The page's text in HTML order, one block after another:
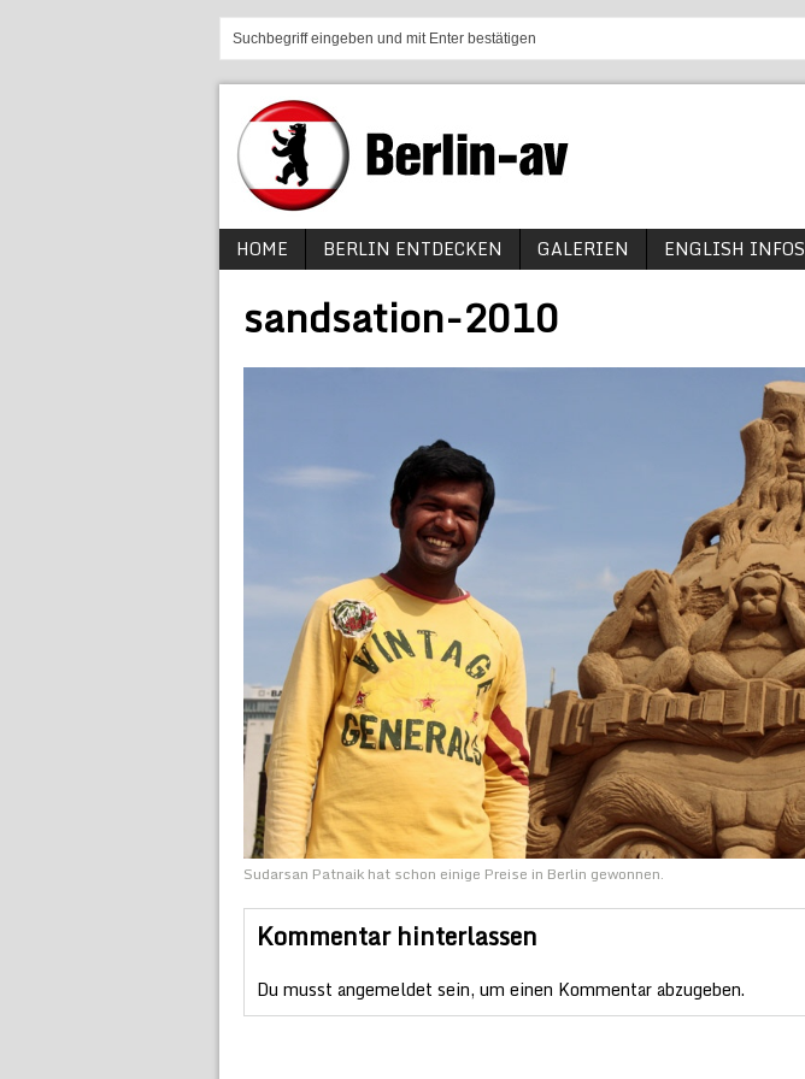
HOME BERLIN ENTDECKEN GALERIEN ENGLISH INFOS
sandsation-2010
Sudarsan Patnaik hat schon einige Preise in Berlin gewonnen.
Kommentar hinterlassen
Du musst angemeldet sein, um einen Kommentar abzugeben.